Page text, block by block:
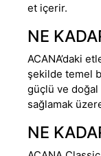
et içerir.
NE
ACANA’daki
şekilde temel
güçlü ve
sağlamak
NE